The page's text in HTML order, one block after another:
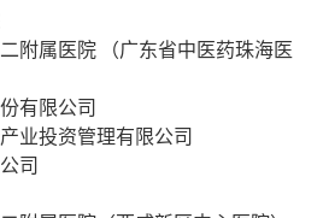
附属医院 （广东省中医药珠海医
有限公司
业投资管理有限公司
司